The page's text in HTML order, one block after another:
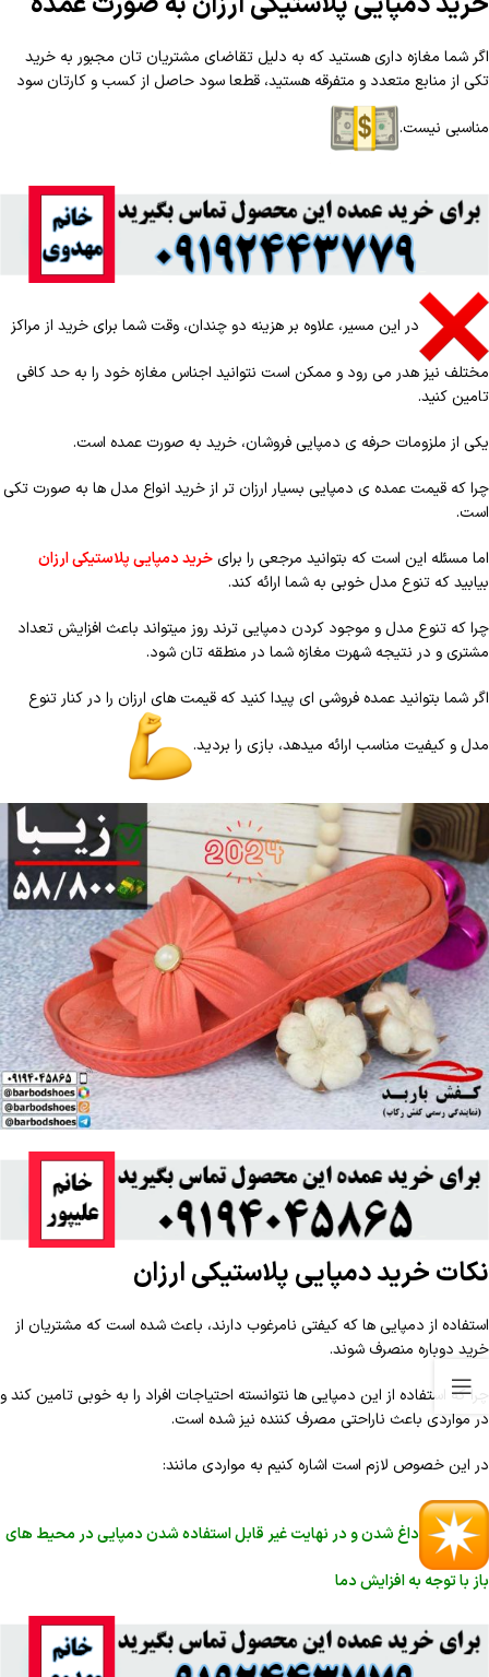
اگر شما مغازه داری هستید که به دلیل تقاضای مشتریان تان مجبور به خرید
تکی از منابع متعدد و متفرقه هستید، قطعا سود حاصل از کسب و کارتان سود
مناسبی نیست.
در این مسیر، علاوه بر هزینه دو چندان، وقت شما برای خرید از مراکز
مختلف نیز هدر می رود و ممکن است نتوانید اجناس مغازه خود را به حد کافی
تامین کنید.
یکی از ملزومات حرفه ی دمپایی فروشان، خرید به صورت عمده است.
چرا که قیمت عمده ی دمپایی بسیار ارزان تر از خرید انواع مدل ها به صورت تکی
است.
اما مسئله این است که بتوانید مرجعی را برایخرید دمپایی پلاستیکی ارزان
بیابید که تنوع مدل خوبی به شما ارائه کند.
چرا که تنوع مدل و موجود کردن دمپایی ترند روز میتواند باعث افزایش تعداد
مشتری و در نتیجه شهرت مغازه شما در منطقه تان شود.
اگر شما بتوانید عمده فروشی ای پیدا کنید که قیمت های ارزان را در کنار تنوع
مدل و کیفیت مناسب ارائه میدهد، بازی را بردید.
نکات خرید دمپایی پلاستیکی ارزان
استفاده از دمپایی ها که کیفتی نامرغوب دارند، باعث شده است که مشتریان از
خرید دوباره منصرف شوند.
چرا که استفاده از این دمپایی ها نتوانسته احتیاجات افراد را به خوبی تامین کند و
در مواردی باعث ناراحتی مصرف کننده نیز شده است.
در این خصوص لازم است اشاره کنیم به مواردی مانند:
داغ شدن و در نهایت غیر قابل استفاده شدن دمپایی در محیط های
باز با توجه به افزایش دما